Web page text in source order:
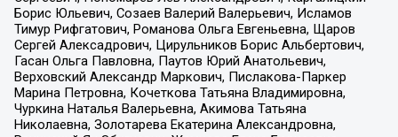
Борис Юльевич, Созаев Валерий Валерьевич, Исламов
Тимур Рифгатович, Романова Ольга Евгеньевна, Щаров
Сергей Алексадрович, Цирульников Борис Альбертович,
Гасан Ольга Павловна, Паутов Юрий Анатольевич,
Верховский Александр Маркович, Пислакова-Паркер
Марина Петровна, Кочеткова Татьяна Владимировна,
Чуркина Наталья Валерьевна, Акимова Татьяна
Николаевна, Золотарева Екатерина Александровна,